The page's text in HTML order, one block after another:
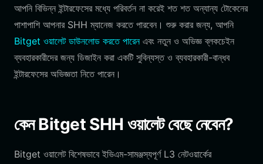
আপনি বিভিন্ন ইন্টারফেসের মধ্যে পরিবর্তন না করেই শত শত অন্যান্য টোকেনের
পাশাপাশি আপনার SHH ম্যানেজ করতে পারবেন। শুরু করার জন্য, আপনি
Bitget ওয়ালেট ডাউনলোড করতে পারেনএবং নতুন ও অভিজ্ঞ ব্লকচেইন
ব্যবহারকারীদের জন্য ডিজাইন করা একটি সুবিন্যস্ত ও ব্যবহারকারী-বান্ধব
ইন্টারফেসের অভিজ্ঞতা নিতে পারেন।
কেন Bitget SHH ওয়ালেট বেছে নেবেন?
Bitget ওয়ালেট বিশেষভাবে ইভিএম-সামঞ্জস্যপূর্ণ L3 নেটওয়ার্কের